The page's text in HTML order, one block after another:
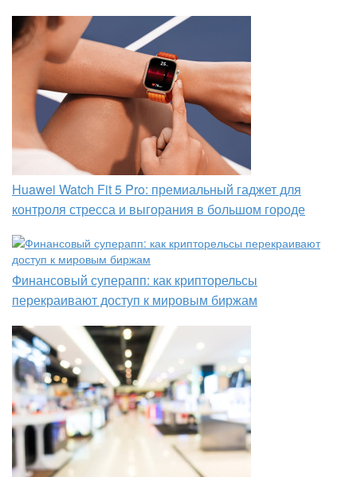
Huawei Watch Fit 5 Pro: премиальный гаджет для
контроля стресса и выгорания в большом городе
Финансовый суперапп: как крипторельсы
перекраивают доступ к мировым биржам